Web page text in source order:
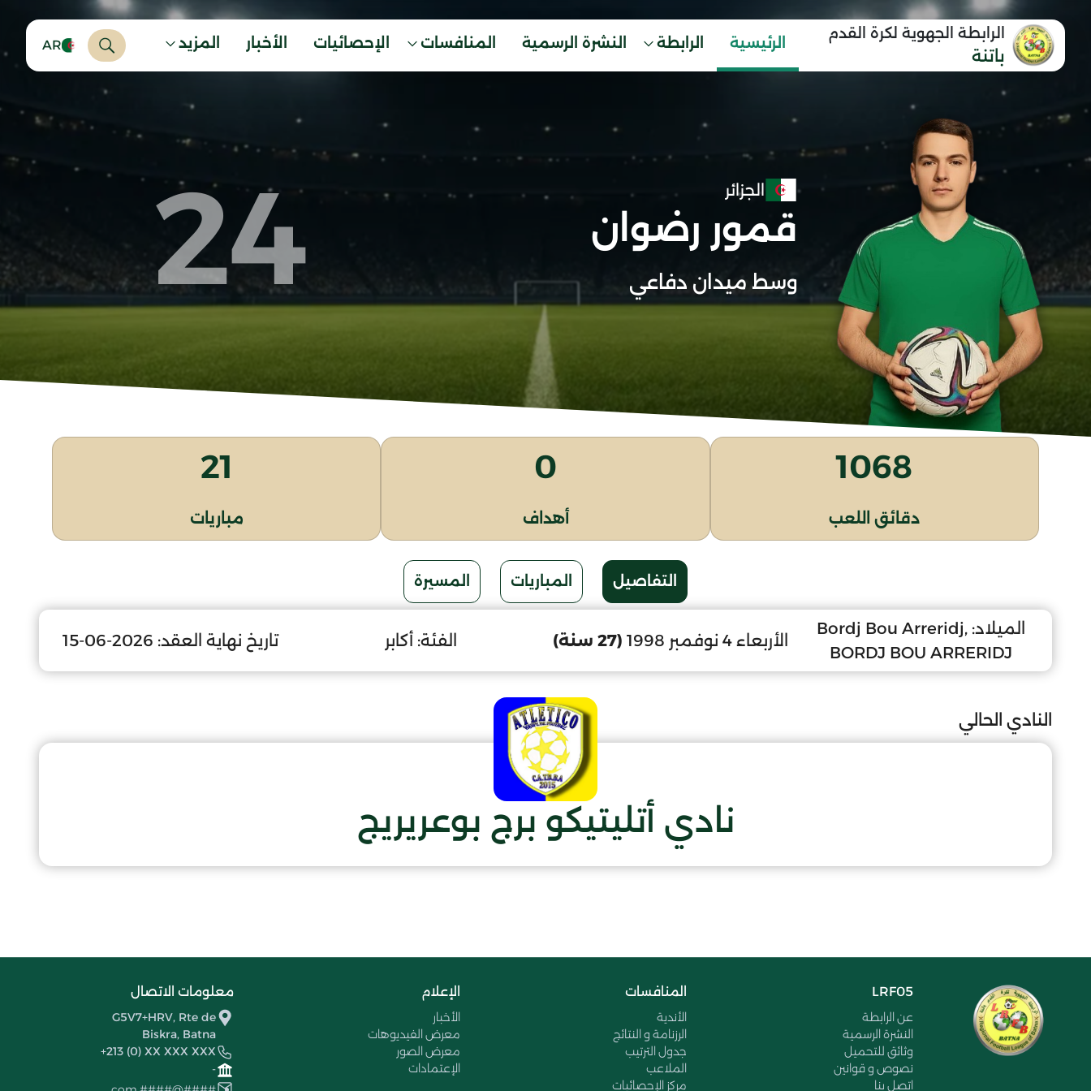
الرابطة الجهوية لكرة القدم
باتنة
الرئيسية الرابطة النشرة الرسمية المنافسات الإحصائيات الأخبار المزيد AR
الجزائر
قمور رضوان
وسط ميدان دفاعي 24
1068
دقائق اللعب
0
أهداف
21
مباريات
التفاصيل المباريات المسيرة
الميلاد: Bordj Bou Arreridj,
BORDJ BOU ARRERIDJ
الأربعاء 4 نوفمبر 1998 (27 سنة) الفئة: أكابر تاريخ نهاية العقد: 2026-06-15
النادي الحالي
نادي أتليتيكو برج بوعريريج
LRF05
عن الرابطة
النشرة الرسمية
وثائق للتحميل
نصوص و قوانين
اتصل بنا
المنافسات
الأندية
الرزنامة و النتائج
جدول الترتيب
الملاعب
مركز الإحصائيات
الإعلام
الأخبار
معرض الفيديوهات
معرض الصور
الإعتمادات
معلومات الاتصال
G5V7+HRV, Rte de
Biskra, Batna
+213 (0) XX XXX XXX
-